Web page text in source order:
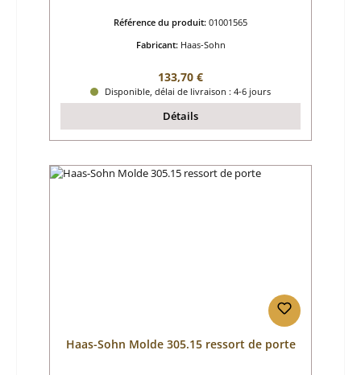
Référence du produit: 01001565
Fabricant: Haas-Sohn
Prix régulier :
133,70 €
Disponible, délai de livraison : 4-6 jours
Détails
Haas-Sohn Molde 305.15 ressort de porte